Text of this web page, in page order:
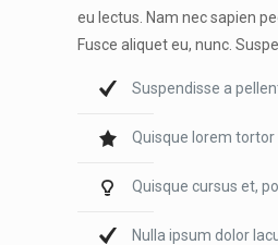
eu lectus. Nam nec sapien
Fusce aliquet eu, nunc.
Suspendisse a
Quisque lorem tortor
Quisque cursus et,
Nulla ipsum dolor